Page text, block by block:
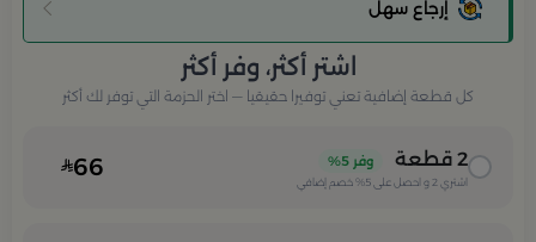
إرجاع سهل
اشتر أكثر، وفر أكثر
كل قطعة إضافية تعني توفيرا حقيقيا — اختر الحزمة التي توفر لك أكثر
2 قطعة وفر 5%
اشتري 2 و احصل على 5% خصم إضافي 66